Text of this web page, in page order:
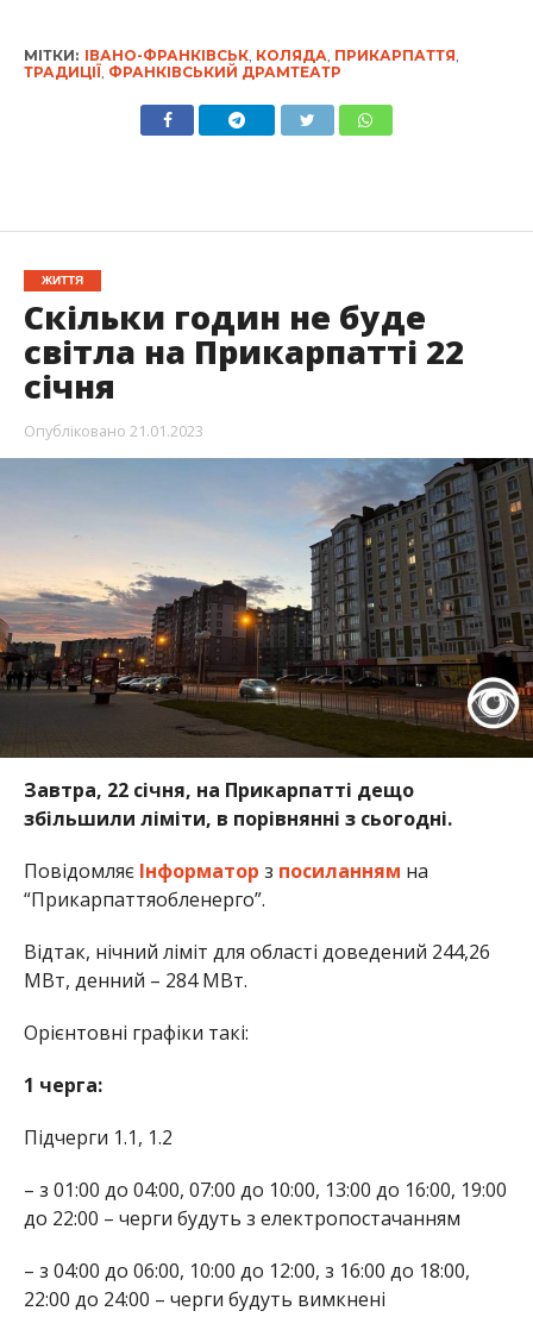
МІТКИ: ІВАНО-ФРАНКІВСЬК, КОЛЯДА ПРИКАРПАТТЯ
ТРАДИЦІЇ ФРАНКІВСЬКИЙ ДРАМТЕАТР
ЖИТТЯ
Скільки годин не буде
світла на Прикарпатті 22
січня
Опубліковано 21.01.2023
Завтра, 22 січня, на Прикарпатті дещо
збільшили ліміти, в порівнянні з сьогодні.
Повідомляє Інформатор з посиланням на
“Прикарпаттяобленерго”.
Відтак, нічний ліміт для області доведений 244,26
МВт, денний – 284 МВт.
Орієнтовні графіки такі:
1 черга:
Підчерги 1.1, 1.2
– з 01:00 до 04:00, 07:00 до 10:00, 13:00 до 16:00, 19:00
до 22:00 – черги будуть з електропостачанням
– з 04:00 до 06:00, 10:00 до 12:00, з 16:00 до 18:00,
22:00 до 24:00 – черги будуть вимкнені